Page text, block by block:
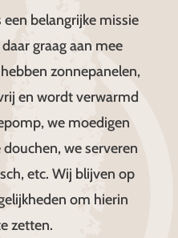
belangrijke missie
graag aan mee
zonnepanelen,
en wordt verwarmd
we moedigen
we serveren
etc. Wij blijven op
om hierin
zetten.